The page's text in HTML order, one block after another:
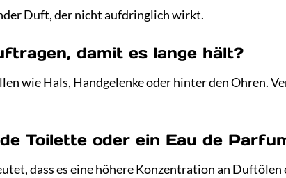
Duft, der nicht aufdringlich wirkt.
damit es lange hält?
wie Hals, Handgelenke oder hinter den Ohren.
Toilette oder ein Eau de
dass es eine höhere Konzentration an